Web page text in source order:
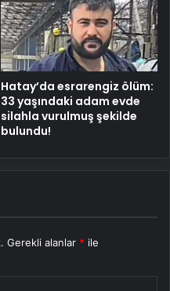
Hatay’da esrarengiz ölüm:
33 yaşındaki adam evde
silahla vurulmuş şekilde
bulundu!
Gerekli alanlar * ile